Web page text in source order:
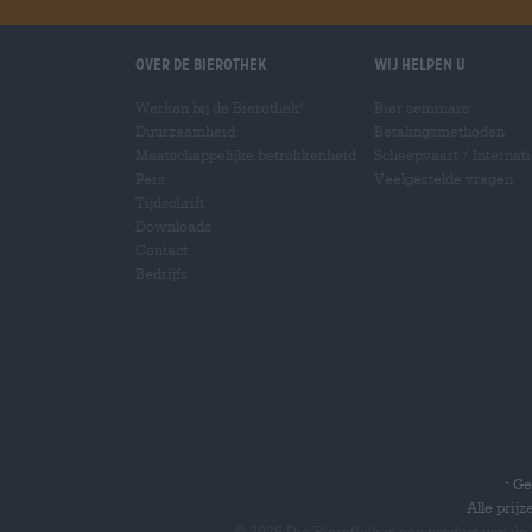
Over de Bierothek Wij helpen u
*
Alle